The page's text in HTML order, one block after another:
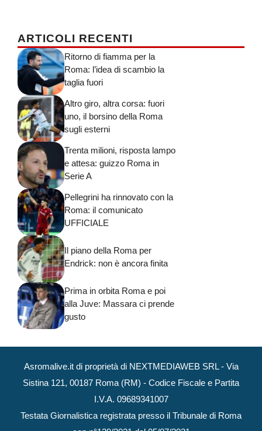
ARTICOLI RECENTI
Ritorno di fiamma per la
Roma: l’idea di scambio la
taglia fuori
Altro giro, altra corsa: fuori
uno, il borsino della Roma
sugli esterni
Trenta milioni, risposta lampo
e attesa: guizzo Roma in
Serie A
Pellegrini ha rinnovato con la
Roma: il comunicato
UFFICIALE
Il piano della Roma per
Endrick: non è ancora finita
Prima in orbita Roma e poi
alla Juve: Massara ci prende
gusto
Asromalive.it di proprietà di NEXTMEDIAWEB SRL - Via
Sistina 121, 00187 Roma (RM) - Codice Fiscale e Partita
I.V.A. 09689341007
Testata Giornalistica registrata presso il Tribunale di Roma